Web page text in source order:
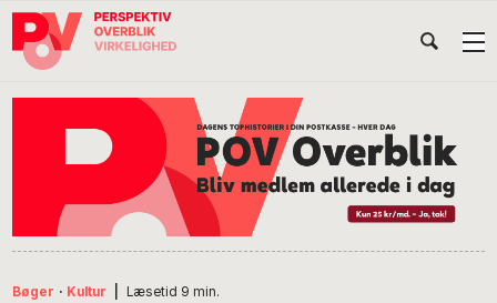
Gå
direkte
Skip
indhold
Gå
direkte
Bøger · Kultur Læsetid 9 min.